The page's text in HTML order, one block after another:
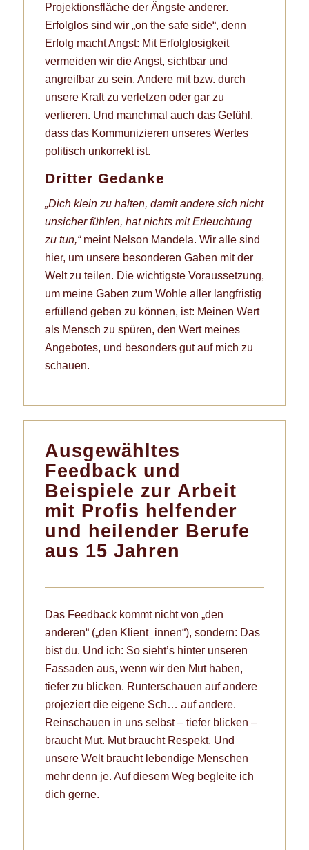
Projektionsfläche der Ängste anderer.
Erfolglos sind wir „on the safe side“, denn
Erfolg macht Angst: Mit Erfolglosigkeit
vermeiden wir die Angst, sichtbar und
angreifbar zu sein. Andere mit bzw. durch
unsere Kraft zu verletzen oder gar zu
verlieren. Und manchmal auch das Gefühl,
dass das Kommunizieren unseres Wertes
politisch unkorrekt ist.
Dritter Gedanke
„Dich klein zu halten, damit andere sich nicht
unsicher fühlen, hat nichts mit Erleuchtung
zu tun,“ meint Nelson Mandela. Wir alle sind
hier, um unsere besonderen Gaben mit der
Welt zu teilen. Die wichtigste Voraussetzung,
um meine Gaben zum Wohle aller langfristig
erfüllend geben zu können, ist: Meinen Wert
als Mensch zu spüren, den Wert meines
Angebotes, und besonders gut auf mich zu
schauen.
Ausgewähltes
Feedback und
Beispiele zur Arbeit
mit Profis helfender
und heilender Berufe
aus 15 Jahren
Das Feedback kommt nicht von „den
anderen“ („den Klient_innen“), sondern: Das
bist du. Und ich: So sieht’s hinter unseren
Fassaden aus, wenn wir den Mut haben,
tiefer zu blicken. Runterschauen auf andere
projeziert die eigene Sch… auf andere.
Reinschauen in uns selbst – tiefer blicken –
braucht Mut. Mut braucht Respekt. Und
unsere Welt braucht lebendige Menschen
mehr denn je. Auf diesem Weg begleite ich
dich gerne.